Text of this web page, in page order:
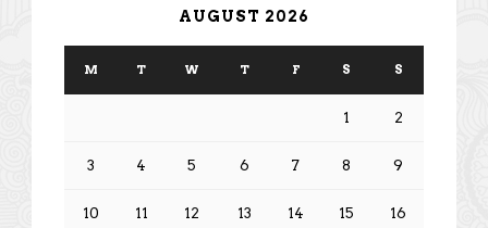
AUGUST 2026
M T W T F S S
1 2
3 4 5 6 7 8 9
10 11 12 13 14 15 16